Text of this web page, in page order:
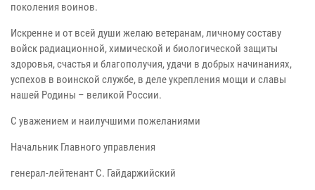
поколения воинов.
Искренне и от всей души желаю ветеранам, личному составу
войск радиационной, химической и биологической защиты
здоровья, счастья и благополучия, удачи в добрых начинаниях,
успехов в воинской службе, в деле укрепления мощи и славы
нашей Родины – великой России.
С уважением и наилучшими пожеланиями
Начальник Главного управления
генерал-лейтенант С. Гайдаржийский